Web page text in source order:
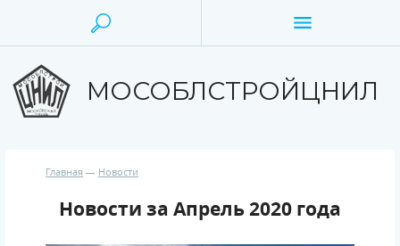
МОСОБЛСТРОЙЦНИЛ
Главная Новости
Новости за Апрель 2020 года